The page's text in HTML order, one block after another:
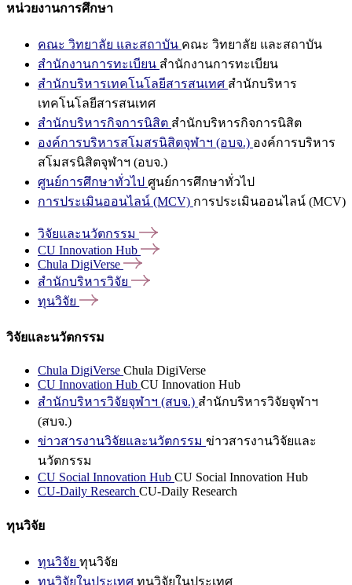
หน่วยงานการศึกษา
คณะ วิทยาลัย และสถาบัน คณะ วิทยาลัย และสถาบัน
สำนักงานการทะเบียน สำนักงานการทะเบียน
สำนักบริหารเทคโนโลยีสารสนเทศ สำนักบริหาร
เทคโนโลยีสารสนเทศ
สำนักบริหารกิจการนิสิต สำนักบริหารกิจการนิสิต
องค์การบริหารสโมสรนิสิตจุฬาฯ (อบจ.) องค์การบริหาร
สโมสรนิสิตจุฬาฯ (อบจ.)
ศูนย์การศึกษาทั่วไป ศูนย์การศึกษาทั่วไป
การประเมินออนไลน์ (MCV) การประเมินออนไลน์ (MCV)
วิจัยและนวัตกรรม
CU Innovation Hub
Chula DigiVerse
สำนักบริหารวิจัย
ทุนวิจัย
วิจัยและนวัตกรรม
Chula DigiVerse Chula DigiVerse
CU Innovation Hub CU Innovation Hub
สำนักบริหารวิจัยจุฬาฯ (สบจ.) สำนักบริหารวิจัยจุฬาฯ
(สบจ.)
ข่าวสารงานวิจัยและนวัตกรรม ข่าวสารงานวิจัยและ
นวัตกรรม
CU Social Innovation Hub CU Social Innovation Hub
CU-Daily Research CU-Daily Research
ทุนวิจัย
ทุนวิจัย ทุนวิจัย
ทุนวิจัยในประเทศ ทุนวิจัยในประเทศ